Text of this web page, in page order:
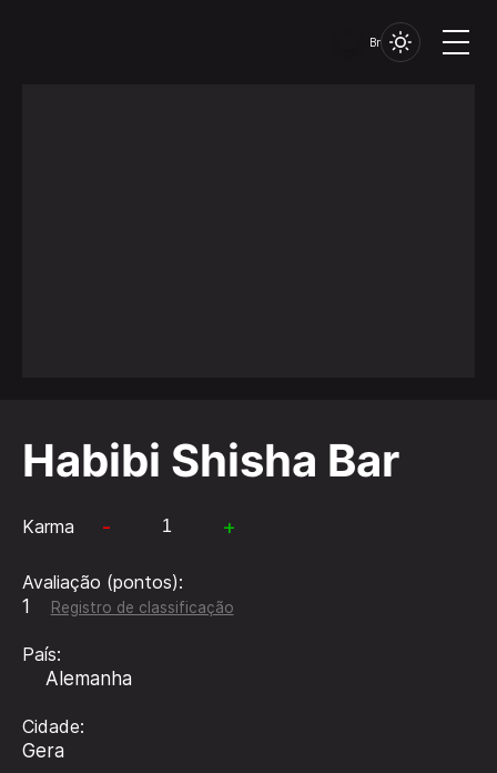
Br
Habibi Shisha Bar
Karma - +
Avaliação (pontos):
1
Registro de classificação
País:
Alemanha
Cidade:
Gera